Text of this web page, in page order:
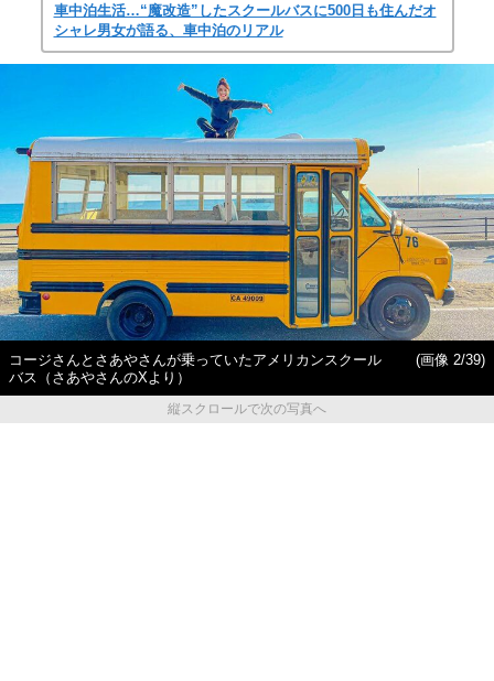
車中泊生活…“魔改造”したスクールバスに500日も住んだオ
シャレ男女が語る、車中泊のリアル
コージさんとさあやさんが乗っていたアメリカンスクール
バス（さあやさんのXより）
(画像 2/39)
縦スクロールで次の写真へ